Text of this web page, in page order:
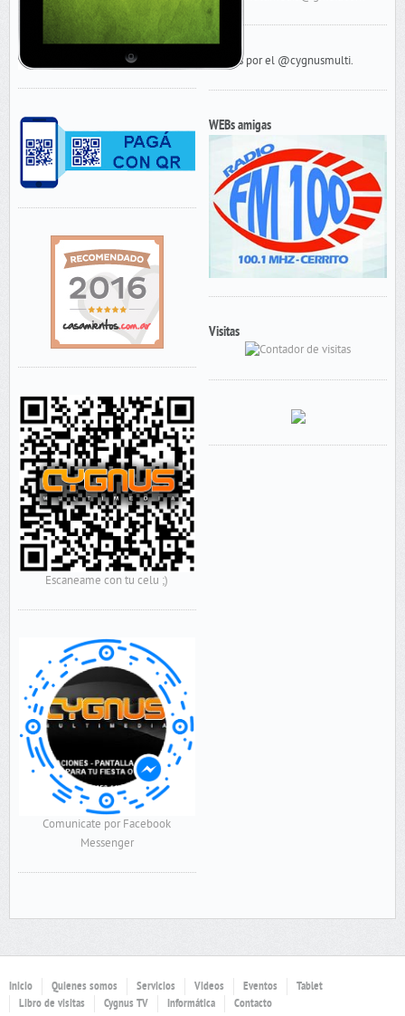
Escaneame con tu celu ;)
Comunicate por Facebook
Messenger
Tweets por el @cygnusmulti.
WEBs amigas
Visitas
Inicio Quienes somos Servicios Videos Eventos
Tablet
Libro de visitas
Cygnus TV Informática Contacto